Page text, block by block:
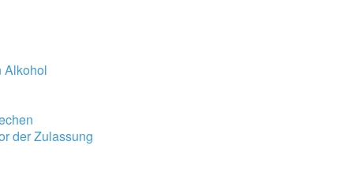
Alkohol
der Zulassung